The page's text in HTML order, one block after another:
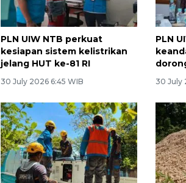
PLN UIW NTB perkuat
kesiapan sistem kelistrikan
jelang HUT ke-81 RI
30 July 2026 6:45 WIB
PLN
30 July
Vaksin HPV
laki